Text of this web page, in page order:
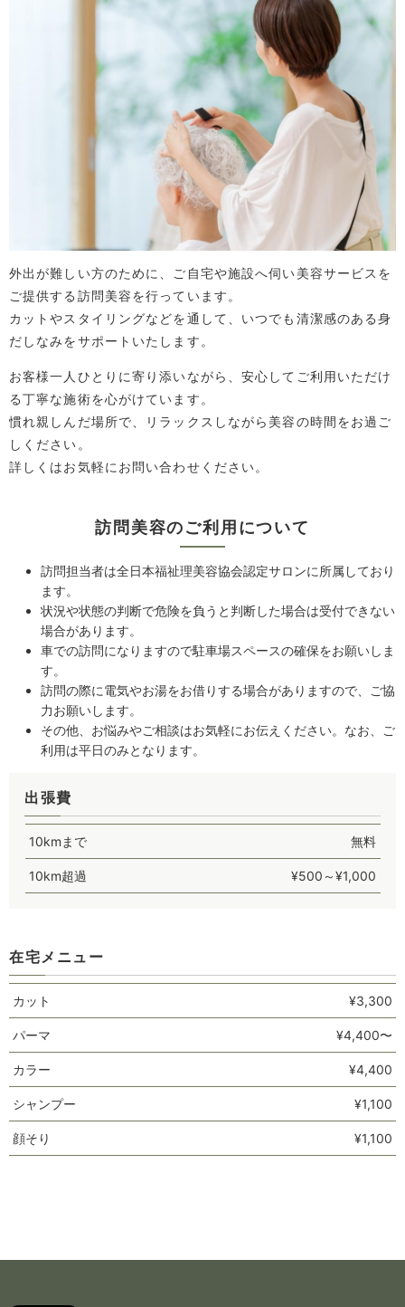
外出が難しい方のために、ご自宅や施設へ伺い美容サービスを
ご提供する訪問美容を行っています。
カットやスタイリングなどを通して、いつでも清潔感のある身
だしなみをサポートいたします。
お客様一人ひとりに寄り添いながら、安心してご利用いただけ
る丁寧な施術を心がけています。
慣れ親しんだ場所で、リラックスしながら美容の時間をお過ご
しください。
詳しくはお気軽にお問い合わせください。
訪問美容のご利用について
訪問担当者は全日本福祉理美容協会認定サロンに所属しており
ます。
状況や状態の判断で危険を負うと判断した場合は受付できない
場合があります。
車での訪問になりますので駐車場スペースの確保をお願いしま
す。
訪問の際に電気やお湯をお借りする場合がありますので、ご協
力お願いします。
その他、お悩みやご相談はお気軽にお伝えください。なお、ご
利用は平日のみとなります。
出張費
10kmまで 無料
10km超過 ¥500～¥1,000
在宅メニュー
カット ¥3,300
パーマ ¥4,400〜
カラー ¥4,400
シャンプー ¥1,100
顔そり ¥1,100